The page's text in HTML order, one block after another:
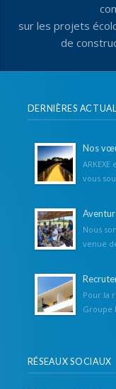
sur les projets
de
DERNIÈRES
Nos
vous
Nous
venue
Pour la
Groupe
RÉSEAUX SOCIAUX